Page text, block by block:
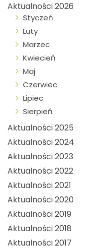
Aktualności 2026
Styczeń
Luty
Marzec
Kwiecień
Maj
Czerwiec
Lipiec
Sierpień
Aktualności 2025
Aktualności 2024
Aktualności 2023
Aktualności 2022
Aktualności 2021
Aktualności 2020
Aktualności 2019
Aktualności 2018
Aktualności 2017